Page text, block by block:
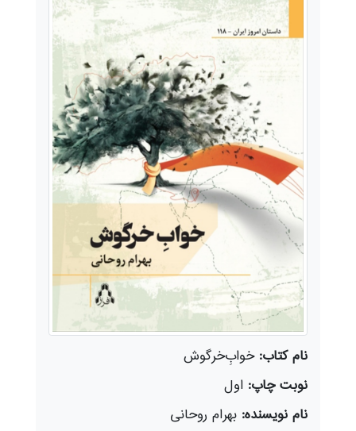
نام کتاب:خوابِ‌خرگوش
نوبت چاپ: اول
نام نویسنده: بهرام روحانی